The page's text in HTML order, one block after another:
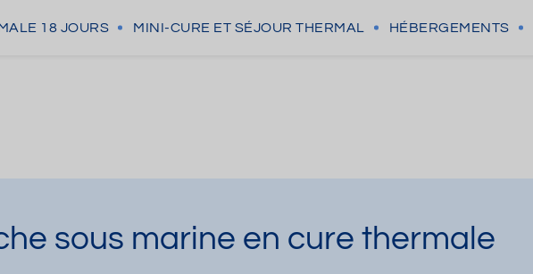
18 JOURS MINI-CURE ET SÉJOUR THERMAL HÉBERGEMENTS
sous marine en cure thermale